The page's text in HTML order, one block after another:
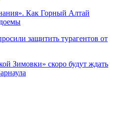
Как Горный Алтай
защитить турагентов от
Зимовки» скоро будут ждать